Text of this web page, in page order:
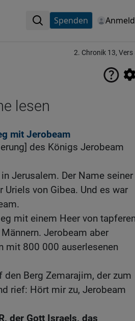
Spenden
2. Chronik 13, Vers
lesen
mit Jerobeam
des Königs Jerobeam
Jerusalem. Der Name seiner
von Gibea. Und es war
mit einem Heer von tapferen
Jerobeam aber
mit 800 000 auserlesenen
Berg Zemarajim, der zum
rief: Hört mir zu, Jerobeam
der Gott Israels, das